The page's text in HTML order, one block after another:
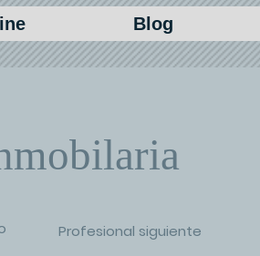
Blog
Profesional siguiente